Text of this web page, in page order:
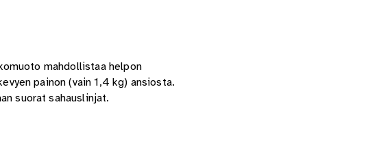
mahdollistaa helpon
painon (vain 1,4 kg) ansiosta.
suorat sahauslinjat.